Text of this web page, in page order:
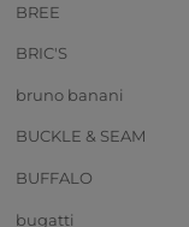
BREE
BRIC'S
bruno banani
BUCKLE & SEAM
BUFFALO
bugatti